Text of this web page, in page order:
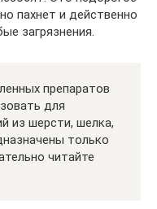
пахнет и действенно
загрязнения.
препаратов
для
из шерсти, шелка,
только
читайте